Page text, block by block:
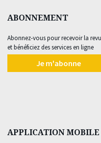
ABONNEMENT
Abonnez-vous pour recevoir la
et bénéficiez des services en ligne
Je m'abonne
APPLICATION MOBILE